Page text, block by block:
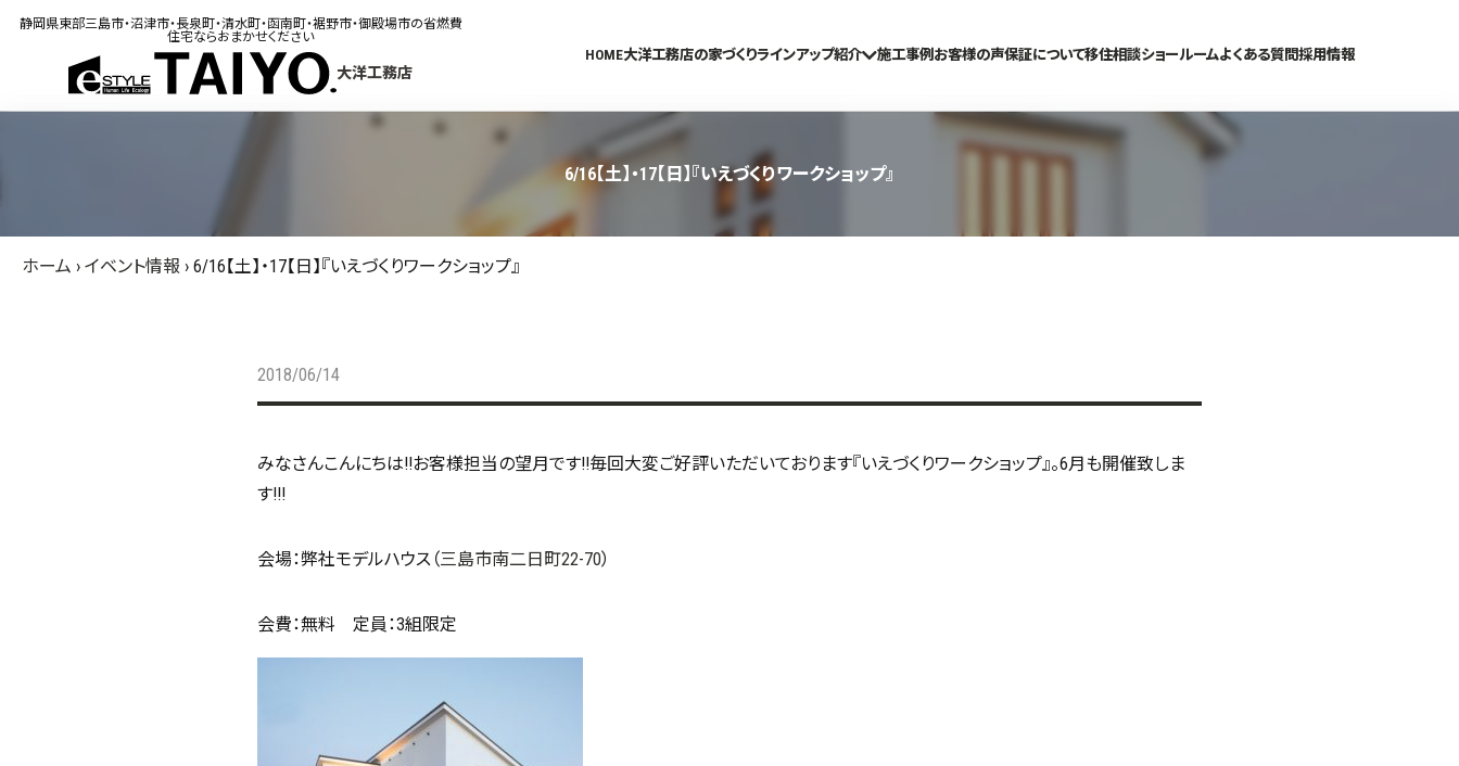
静岡県東部三島市・沼津市・長泉町・清水町・函南町・裾野市・御殿場市の省燃費
住宅ならおまかせください
大洋工務店
HOME大洋工務店の家づくりラインアップ紹介 施工事例 お客様の声保証について移住相談ショールームよくある質問採用情報
6/16【土】・17【日】『いえづくりワークショップ』
ホーム › イベント情報 › 6/16【土】・17【日】『いえづくりワークショップ』
2018/06/14
みなさんこんにちは!!お客様担当の望月です!!毎回大変ご好評いただいております『いえづくりワークショップ』。6月も開催致しま
す!!!
会場：弊社モデルハウス（三島市南二日町22-70）
会費：無料 定員：3組限定